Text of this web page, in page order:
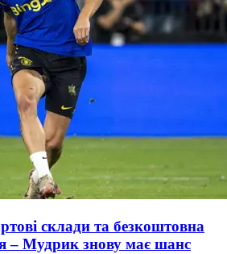
склади та безкоштовна
– Мудрик знову має шанс